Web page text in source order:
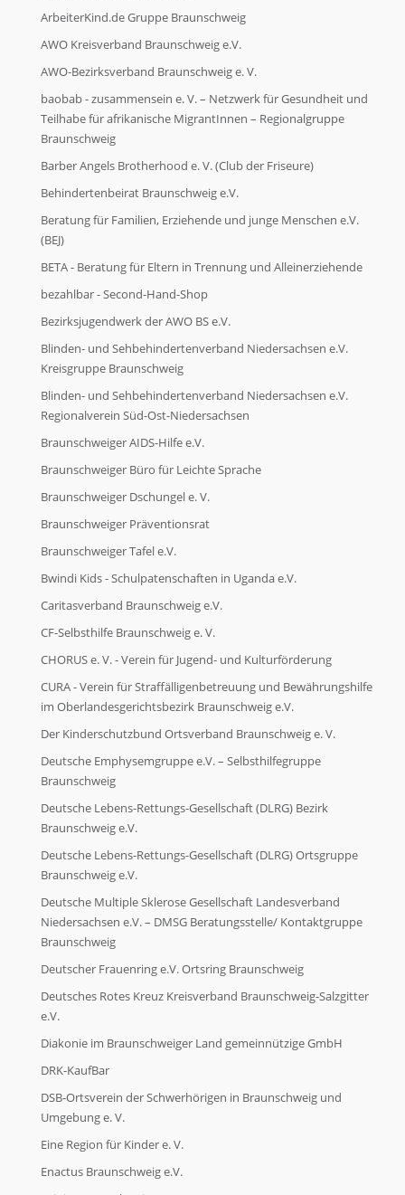
ArbeiterKind.de Gruppe Braunschweig
AWO Kreisverband Braunschweig e.V.
AWO-Bezirksverband Braunschweig e. V.
baobab - zusammensein e. V. – Netzwerk für Gesundheit und
Teilhabe für afrikanische MigrantInnen – Regionalgruppe
Braunschweig
Barber Angels Brotherhood e. V. (Club der Friseure)
Behindertenbeirat Braunschweig e.V.
Beratung für Familien, Erziehende und junge Menschen e.V.
(BEJ)
BETA - Beratung für Eltern in Trennung und Alleinerziehende
bezahlbar - Second-Hand-Shop
Bezirksjugendwerk der AWO BS e.V.
Blinden- und Sehbehindertenverband Niedersachsen e.V.
Kreisgruppe Braunschweig
Blinden- und Sehbehindertenverband Niedersachsen e.V.
Regionalverein Süd-Ost-Niedersachsen
Braunschweiger AIDS-Hilfe e.V.
Braunschweiger Büro für Leichte Sprache
Braunschweiger Dschungel e. V.
Braunschweiger Präventionsrat
Braunschweiger Tafel e.V.
Bwindi Kids - Schulpatenschaften in Uganda e.V.
Caritasverband Braunschweig e.V.
CF-Selbsthilfe Braunschweig e. V.
CHORUS e. V. - Verein für Jugend- und Kulturförderung
CURA - Verein für Straffälligenbetreuung und Bewährungshilfe
im Oberlandesgerichtsbezirk Braunschweig e.V.
Der Kinderschutzbund Ortsverband Braunschweig e. V.
Deutsche Emphysemgruppe e.V. – Selbsthilfegruppe
Braunschweig
Deutsche Lebens-Rettungs-Gesellschaft (DLRG) Bezirk
Braunschweig e.V.
Deutsche Lebens-Rettungs-Gesellschaft (DLRG) Ortsgruppe
Braunschweig e.V.
Deutsche Multiple Sklerose Gesellschaft Landesverband
Niedersachsen e.V. – DMSG Beratungsstelle/ Kontaktgruppe
Braunschweig
Deutscher Frauenring e.V. Ortsring Braunschweig
Deutsches Rotes Kreuz Kreisverband Braunschweig-Salzgitter
e.V.
Diakonie im Braunschweiger Land gemeinnützige GmbH
DRK-KaufBar
DSB-Ortsverein der Schwerhörigen in Braunschweig und
Umgebung e. V.
Eine Region für Kinder e. V.
Enactus Braunschweig e.V.